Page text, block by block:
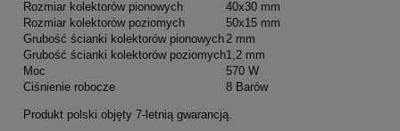
Rozmiar kolektorów pionowych
40x30 mm
Rozmiar kolektorów poziomych
50x15 mm
Grubość ścianki kolektorów pionowych2 mm
Grubość ścianki kolektorów poziomych1,2 mm
Moc
570 W
Ciśnienie robocze
8 Barów
Produkt polski objęty 7-letnią gwarancją.